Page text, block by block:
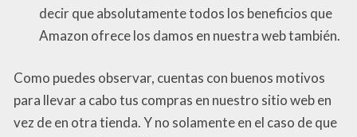
decir que absolutamente todos los beneficios que
Amazon ofrece los damos en nuestra web también.
Como puedes observar, cuentas con buenos motivos
para llevar a cabo tus compras en nuestro sitio web en
vez de en otra tienda. Y no solamente en el caso de que